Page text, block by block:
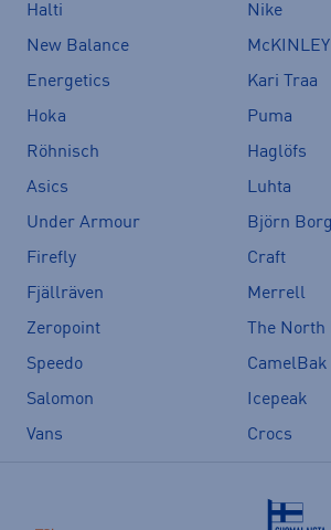
Halti
Nike
New Balance
McKINLEY
Energetics
Kari Traa
Hoka
Puma
Röhnisch
Haglöfs
Asics
Luhta
Under Armour
Björn Borg
Firefly
Craft
Fjällräven
Merrell
Zeropoint
The North
Speedo
CamelBak
Salomon
Icepeak
Vans
Crocs